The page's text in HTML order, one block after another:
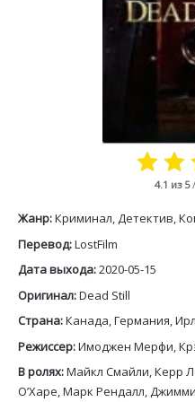
4.1 из 5/
Жанр:Криминал, Детектив,
Перевод:LostFilm
Дата выхода:2020-05-15
Оригинал:Dead Still
Страна:Канада, Германия,
Режиссер:Имоджен Мерфи,
В ролях:Майкл Смайли, Керр
О’Харе, Марк Рендалл,